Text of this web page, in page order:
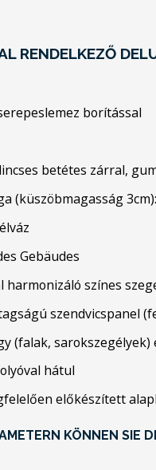
RENDELKEZŐ
borítással
betétes zárral,
(küszöbmagasság
Gebäudes
harmonizáló színes
(falak,
hátul
előkészített
KÖNNEN SIE